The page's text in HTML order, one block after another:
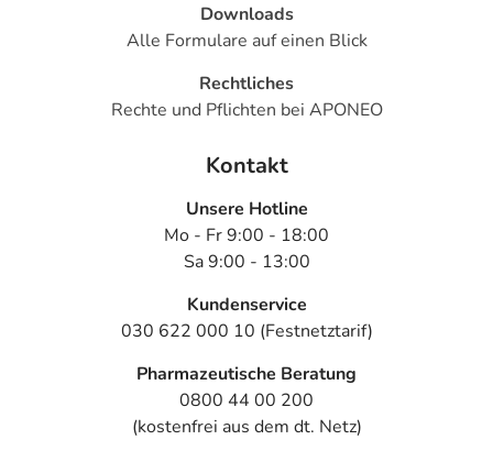
Downloads
Alle Formulare auf einen Blick
Rechtliches
Rechte und Pflichten bei APONEO
Kontakt
Unsere Hotline
Mo - Fr 9:00 - 18:00
Sa 9:00 - 13:00
Kundenservice
030 622 000 10 (Festnetztarif)
Pharmazeutische Beratung
0800 44 00 200
(kostenfrei aus dem dt. Netz)